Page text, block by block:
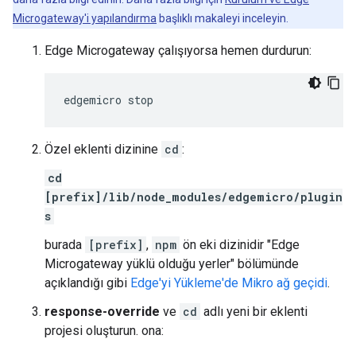
Microgateway'i yapılandırma başlıklı makaleyi inceleyin.
Edge Microgateway çalışıyorsa hemen durdurun:
edgemicro stop
Özel eklenti dizinine cd :
cd
[prefix]/lib/node_modules/edgemicro/plugin
s
burada [prefix] , npm ön eki dizinidir "Edge
Microgateway yüklü olduğu yerler" bölümünde
açıklandığı gibi Edge'yi Yükleme'de Mikro ağ geçidi.
response-override ve cd adlı yeni bir eklenti
projesi oluşturun. ona: